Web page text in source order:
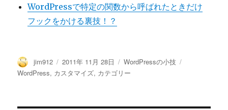
WordPressで特定の関数から呼ばれたときだけ
フックをかける裏技！？
投
稿
jim912
投
稿
2011年 11月 28日
カ
テ
WordPressの小技
WordPress, カスタマイズ, カテゴリー